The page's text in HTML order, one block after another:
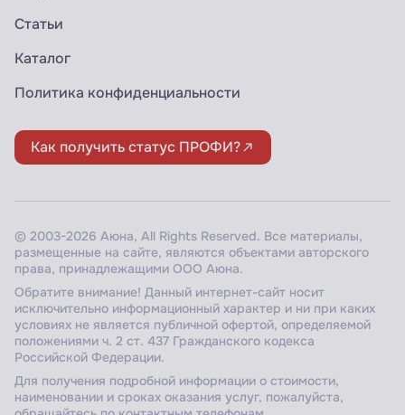
Статьи
Каталог
Политика конфиденциальности
Как получить статус ПРОФИ?
© 2003-2026 Аюна, All Rights Reserved. Все материалы,
размещенные на сайте, являются объектами авторского
права, принадлежащими ООО Аюна.
Обратите внимание! Данный интернет-сайт носит
исключительно информационный характер и ни при каких
условиях не является публичной офертой, определяемой
положениями ч. 2 ст. 437 Гражданского кодекса
Российской Федерации.
Для получения подробной информации о стоимости,
наименовании и сроках оказания услуг, пожалуйста,